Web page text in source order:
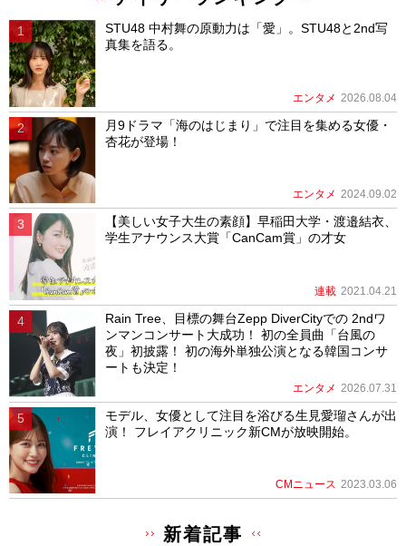
STU48 中村舞の原動力は「愛」。STU48と2nd写
真集を語る。
エンタメ 2026.08.04
月9ドラマ「海のはじまり」で注目を集める女優・
杏花が登場！
エンタメ 2024.09.02
【美しい女子大生の素顔】早稲田大学・渡邉結衣、
学生アナウンス大賞「CanCam賞」の才女
連載 2021.04.21
Rain Tree、目標の舞台Zepp DiverCityでの 2ndワ
ンマンコンサート大成功！ 初の全員曲「台風の
夜」初披露！ 初の海外単独公演となる韓国コンサ
ートも決定！
エンタメ 2026.07.31
モデル、女優として注目を浴びる生見愛瑠さんが出
演！ フレイアクリニック新CMが放映開始。
CMニュース 2023.03.06
新着記事